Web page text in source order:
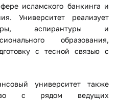
исламского банкинга и
Университет реализует
аспирантуры и
образования,
с тесной связью с
университет также
с рядом ведущих